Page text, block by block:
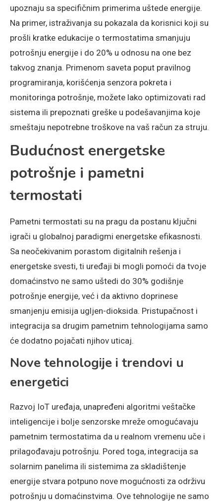
upoznaju sa specifičnim primerima uštede energije.
Na primer, istraživanja su pokazala da korisnici koji su
prošli kratke edukacije o termostatima smanjuju
potrošnju energije i do 20% u odnosu na one bez
takvog znanja. Primenom saveta poput pravilnog
programiranja, korišćenja senzora pokreta i
monitoringa potrošnje, možete lako optimizovati rad
sistema ili prepoznati greške u podešavanjima koje
smeštaju nepotrebne troškove na vaš račun za struju.
Budućnost energetske
potrošnje i pametni
termostati
Pametni termostati su na pragu da postanu ključni
igrači u globalnoj paradigmi energetske efikasnosti.
Sa neočekivanim porastom digitalnih rešenja i
energetske svesti, ti uređaji bi mogli pomoći da tvoje
domaćinstvo ne samo uštedi do 30% godišnje
potrošnje energije, već i da aktivno doprinese
smanjenju emisija ugljen-dioksida. Pristupačnost i
integracija sa drugim pametnim tehnologijama samo
će dodatno pojačati njihov uticaj.
Nove tehnologije i trendovi u
energetici
Razvoj IoT uređaja, unapređeni algoritmi veštačke
inteligencije i bolje senzorske mreže omogućavaju
pametnim termostatima da u realnom vremenu uče i
prilagođavaju potrošnju. Pored toga, integracija sa
solarnim panelima ili sistemima za skladištenje
energije stvara potpuno nove mogućnosti za održivu
potrošnju u domaćinstvima. Ove tehnologije ne samo